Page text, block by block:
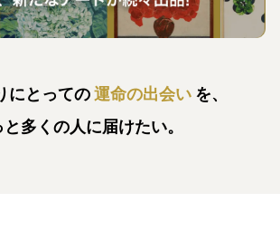
にとっての運命の出会い を、
と多くの人に届けたい。